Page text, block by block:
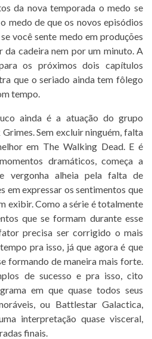
da nova temporada o medo se
medo de que os novos episódios
você sente medo em produções
da cadeira nem por um minuto. A
os próximos dois capítulos
que o seriado ainda tem fôlego
tempo.
ainda é a atuação do grupo
Sem excluir ninguém, falta
em The Walking Dead. E é
dramáticos, começa a
vergonha alheia pela falta de
em expressar os sentimentos que
exibir. Como a série é totalmente
que se formam durante esse
precisa ser corrigido o mais
pra isso, já que agora é que
formando de maneira mais forte.
de sucesso e pra isso, cito
em que quase todos seus
ou Battlestar Galactica,
interpretação quase visceral,
finais.